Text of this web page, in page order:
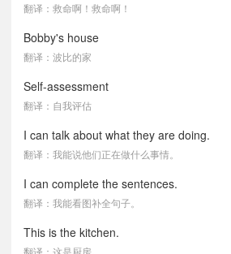
翻译：救命啊！救命啊！
Bobby's house
翻译：波比的家
Self-assessment
翻译：自我评估
I can talk about what they are doing.
翻译：我能说他们正在做什么事情。
I can complete the sentences.
翻译：我能看图补全句子。
This is the kitchen.
翻译：这是厨房。